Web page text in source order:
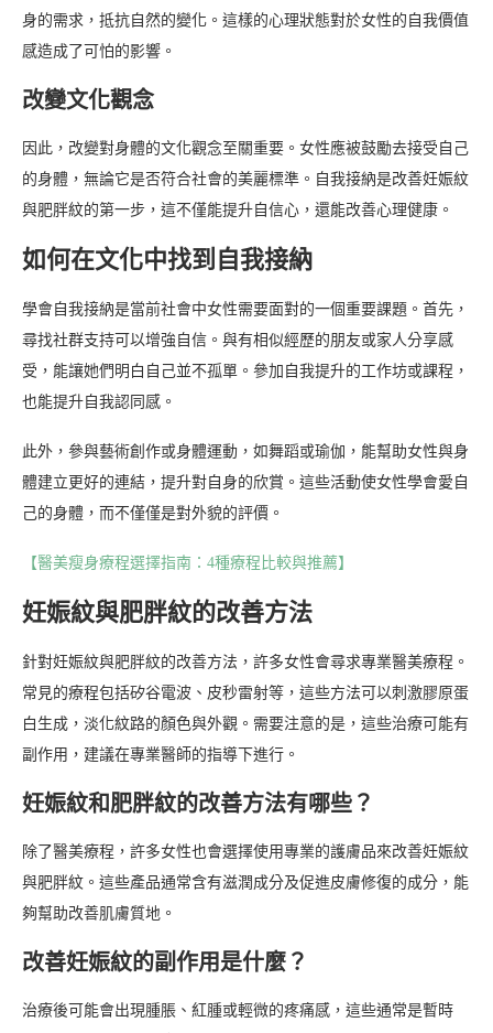
身的需求，抵抗自然的變化。這樣的心理狀態對於女性的自我價值
感造成了可怕的影響。
改變文化觀念
因此，改變對身體的文化觀念至關重要。女性應被鼓勵去接受自己
的身體，無論它是否符合社會的美麗標準。自我接納是改善妊娠紋
與肥胖紋的第一步，這不僅能提升自信心，還能改善心理健康。
如何在文化中找到自我接納
學會自我接納是當前社會中女性需要面對的一個重要課題。首先，
尋找社群支持可以增強自信。與有相似經歷的朋友或家人分享感
受，能讓她們明白自己並不孤單。參加自我提升的工作坊或課程，
也能提升自我認同感。
此外，參與藝術創作或身體運動，如舞蹈或瑜伽，能幫助女性與身
體建立更好的連結，提升對自身的欣賞。這些活動使女性學會愛自
己的身體，而不僅僅是對外貌的評價。
【醫美瘦身療程選擇指南：4種療程比較與推薦】
妊娠紋與肥胖紋的改善方法
針對妊娠紋與肥胖紋的改善方法，許多女性會尋求專業醫美療程。
常見的療程包括矽谷電波、皮秒雷射等，這些方法可以刺激膠原蛋
白生成，淡化紋路的顏色與外觀。需要注意的是，這些治療可能有
副作用，建議在專業醫師的指導下進行。
妊娠紋和肥胖紋的改善方法有哪些？
除了醫美療程，許多女性也會選擇使用專業的護膚品來改善妊娠紋
與肥胖紋。這些產品通常含有滋潤成分及促進皮膚修復的成分，能
夠幫助改善肌膚質地。
改善妊娠紋的副作用是什麼？
治療後可能會出現腫脹、紅腫或輕微的疼痛感，這些通常是暫時